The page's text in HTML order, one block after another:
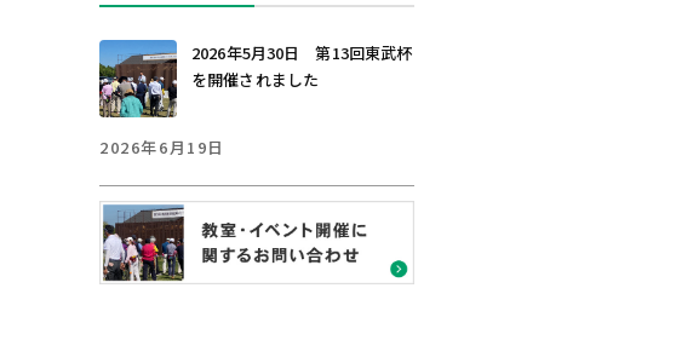
2026年5月30日 第13回東武杯
を開催されました
2026年6月19日